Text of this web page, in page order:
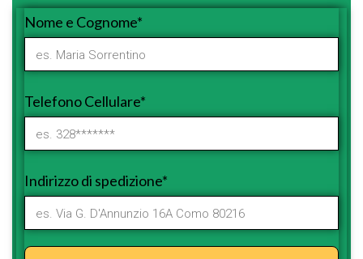
Nome e Cognome*
Telefono Cellulare*
Indirizzo di spedizione*